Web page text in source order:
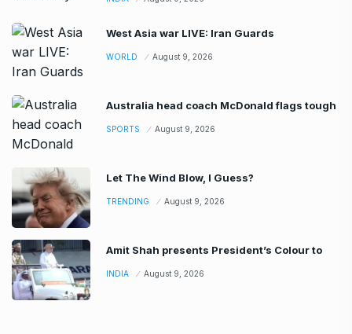
West Asia war LIVE: Iran Guards
WORLD August 9, 2026
Australia head coach McDonald flags tough
SPORTS August 9, 2026
Let The Wind Blow, I Guess?
TRENDING August 9, 2026
Amit Shah presents President’s Colour to
INDIA August 9, 2026